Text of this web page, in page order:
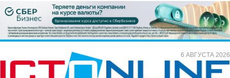
6 АВГУСТА 2026